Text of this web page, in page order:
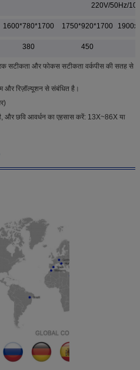
220V/50Hz/
1600*780*1700 1750*920*1700
380 450
सटीकता और फोकस सटीकता वर्कपीस की सतह से
और रिज़ॉल्यूशन से संबंधित है।
और छवि आवर्धन का एहसास करें: 13X~86X या